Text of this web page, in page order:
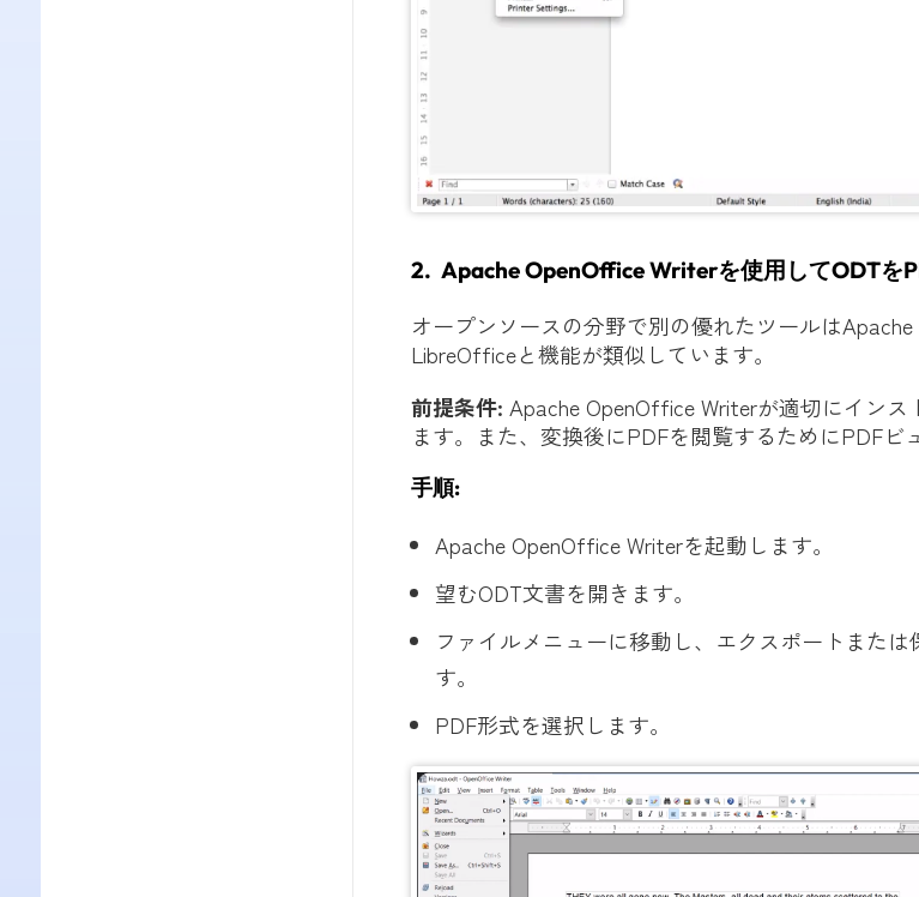
2. Apache OpenOffice Writerを使用してODTを
オープンソースの分野で別の優れたツールはApache
LibreOfficeと機能が類似しています。
前提条件: Apache OpenOffice Writerが適切にインス
ます。また、変換後にPDFを閲覧するためにPDFビ
手順:
Apache OpenOffice Writerを起動します。
望むODT文書を開きます。
ファイルメニューに移動し、エクスポートまた
す。
PDF形式を選択します。